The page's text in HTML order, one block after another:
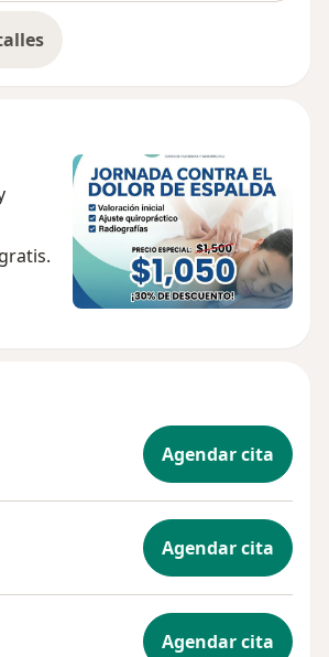
experiencia
Agendar cita
Agendar cita
Agendar cita